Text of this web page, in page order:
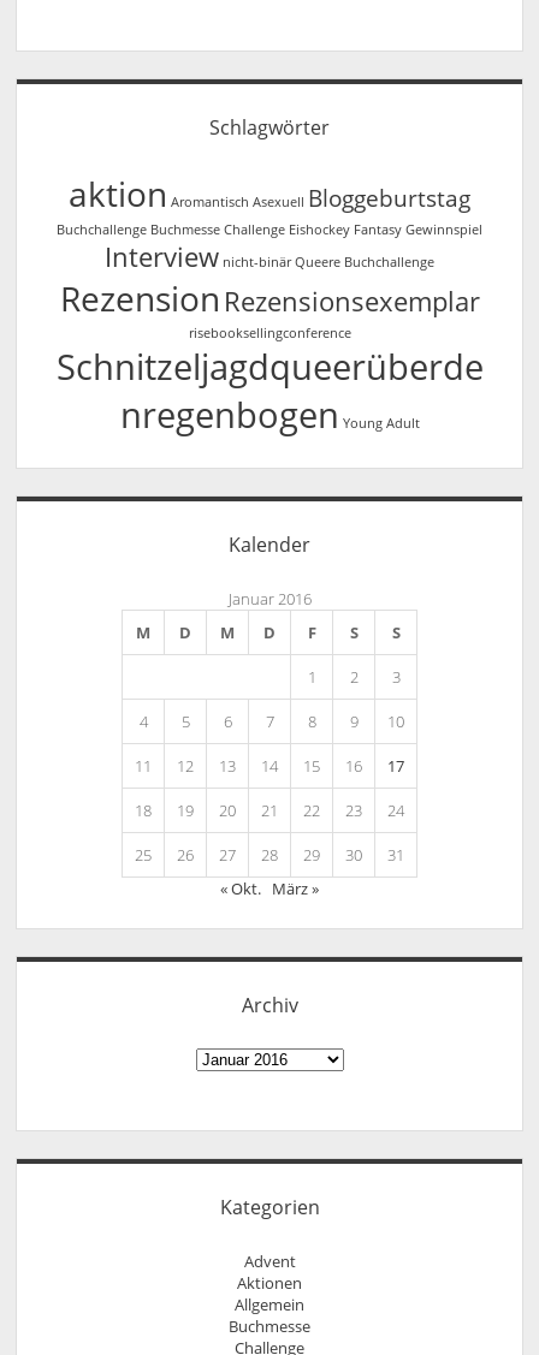
Schlagwörter
aktion Aromantisch Asexuell Bloggeburtstag
Buchchallenge Buchmesse Challenge Eishockey Fantasy Gewinnspiel
Interview nicht-binär Queere Buchchallenge
Rezension Rezensionsexemplar
risebooksellingconference
Schnitzeljagdqueerüberde
nregenbogen Young Adult
Kalender
Januar 2016
M
D M D F S S
1 2 3
4 5 6 7 8 9 10
11 12 13 14 15 16 17
18 19 20 21 22 23 24
25 26 27 28 29 30
31
« Okt. März »
Archiv
Archiv
Kategorien
Advent
Aktionen
Allgemein
Buchmesse
Challenge